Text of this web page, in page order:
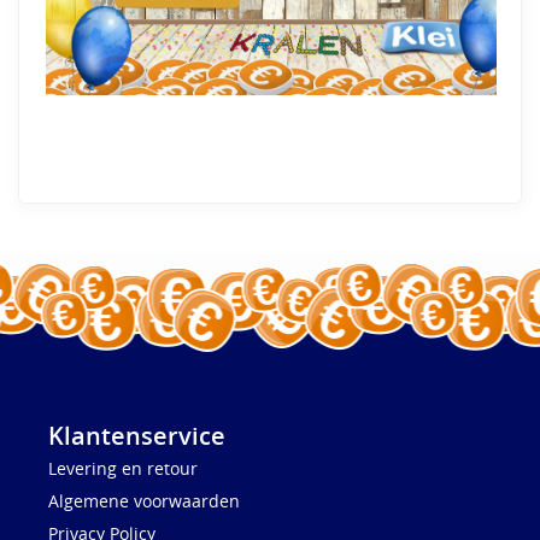
Klantenservice
Levering en retour
Algemene voorwaarden
Privacy Policy